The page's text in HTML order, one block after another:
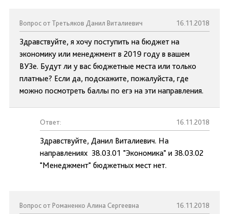
Вопрос от Третьяков Данил Виталиевич 16.11.2018
Здравствуйте, я хочу поступить на бюджет на
экономику или менеджмент в 2019 году в вашем
ВУЗе. Будут ли у вас бюджетные места или только
платные? Если да, подскажите, пожалуйста, где
можно посмотреть баллы по егэ на эти направления.
Ответ: 16.11.2018
Здравствуйте, Данил Виталиевич. На
направлениях 38.03.01 "Экономика" и 38.03.02
"Менеджмент" бюджетных мест нет.
Вопрос от Романенко Алина Сергеевна 16.11.2018